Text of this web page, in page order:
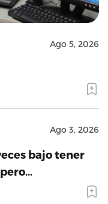
Ago 5, 2026
Ago 3, 2026
bajo tener